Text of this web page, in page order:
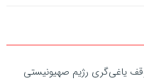
یاغی‌گری رژیم صهیونیستی